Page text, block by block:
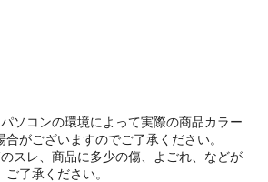
ソコンの環境によって実際の商品カラー
がございますのでご了承ください。
スレ、商品に多少の傷、よごれ、などが
了承ください。